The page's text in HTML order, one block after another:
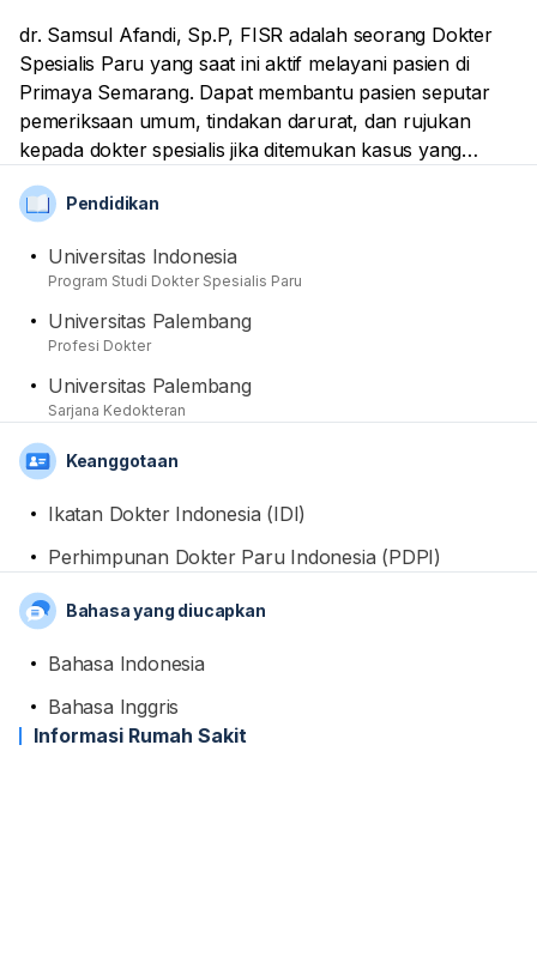
dr. Samsul Afandi, Sp.P, FISR adalah seorang Dokter
Spesialis Paru yang saat ini aktif melayani pasien di
Primaya Semarang. Dapat membantu pasien seputar
pemeriksaan umum, tindakan darurat, dan rujukan
kepada dokter spesialis jika ditemukan kasus yang
kompleks. Dari sisi Pendidikan, Dia telah mendapatkan
mendapatkan gelar spesialis kedokterannya di
professional, Namanya sudah terdaftar sebagai anggota
dari Ikatan Dokter Indonesia (IDI) dan Perhimpunan
Dokter Paru Indonesia (PDPI).
Pendidikan
Universitas Indonesia
Program Studi Dokter Spesialis Paru
Universitas Palembang
Profesi Dokter
Universitas Palembang
Sarjana Kedokteran
Keanggotaan
Ikatan Dokter Indonesia (IDI)
Perhimpunan Dokter Paru Indonesia (PDPI)
Bahasa yang diucapkan
Bahasa Indonesia
Bahasa Inggris
Informasi Rumah Sakit